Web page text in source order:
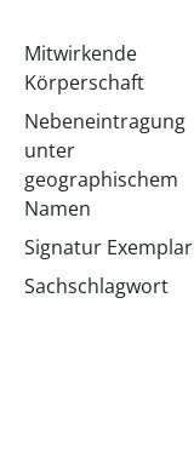
Mitwirkende
Körperschaft
Nebeneintragung
unter
geographischem
Namen
Signatur Exemplar
Sachschlagwort